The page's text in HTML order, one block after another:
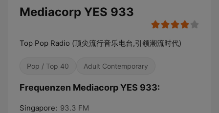
Mediacorp YES 933
Top Pop Radio (顶尖流行音乐电台,引领潮流时代)
Pop / Top 40 Adult Contemporary
Frequenzen Mediacorp YES 933:
Singapore: 93.3 FM